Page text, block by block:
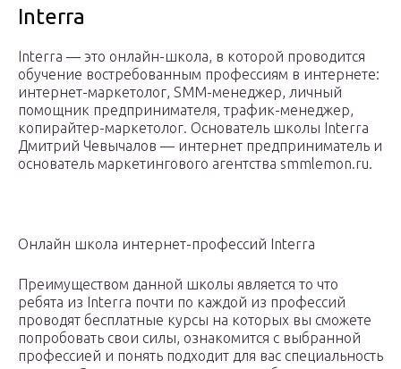
Interra
Interra — это онлайн-школа, в которой проводится
обучение востребованным профессиям в интернете:
интернет-маркетолог, SMM-менеджер, личный
помощник предпринимателя, трафик-менеджер,
копирайтер-маркетолог. Основатель школы Interra
Дмитрий Чевычалов — интернет предприниматель и
основатель маркетингового агентства smmlemon.ru.
Онлайн школа интернет-профессий Interra
Преимуществом данной школы является то что
ребята из Interra почти по каждой из профессий
проводят бесплатные курсы на которых вы сможете
попробовать свои силы, ознакомится с выбранной
профессией и понять подходит для вас специальность